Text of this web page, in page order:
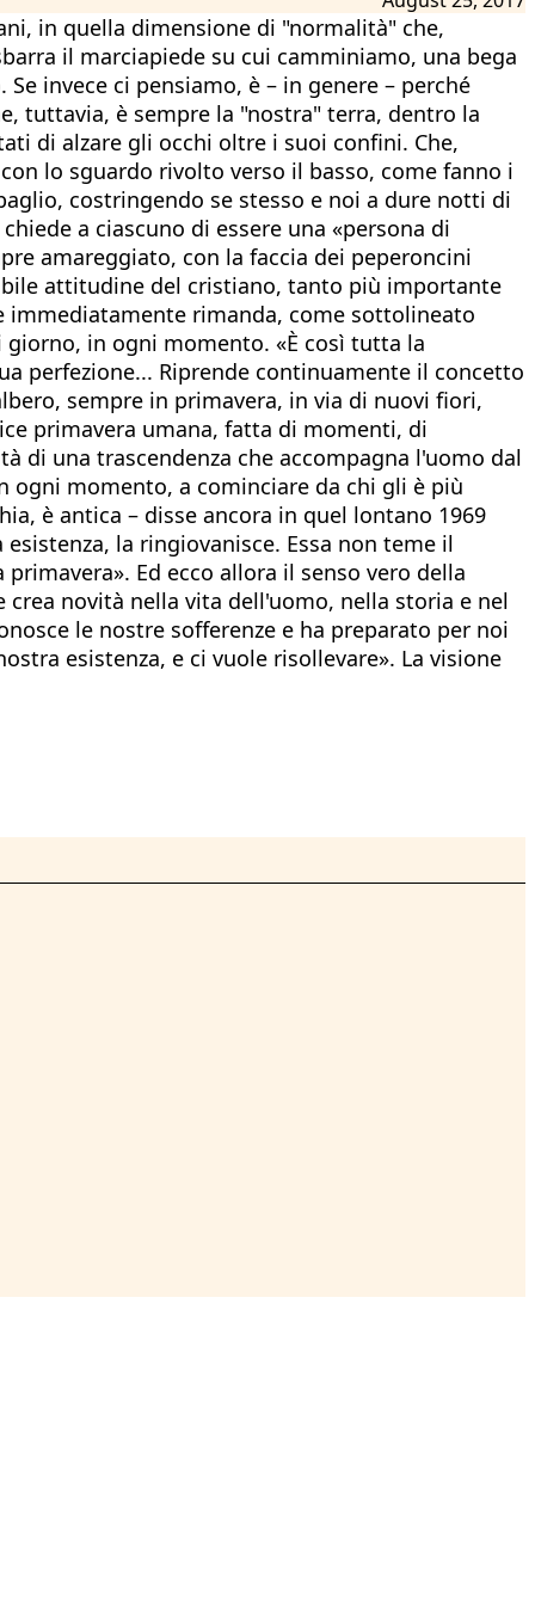
in quella dimensione di "normalità" che,
il marciapiede su cui camminiamo, una bega
invece ci pensiamo, è – in genere – perché
tuttavia, è sempre la "nostra" terra, dentro la
di alzare gli occhi oltre i suoi confini. Che,
lo sguardo rivolto verso il basso, come fanno i
costringendo se stesso e noi a dure notti di
a ciascuno di essere una «persona di
amareggiato, con la faccia dei peperoncini
attitudine del cristiano, tanto più importante
immediatamente rimanda, come sottolineato
in ogni momento. «È così tutta la
perfezione... Riprende continuamente il concetto
sempre in primavera, in via di nuovi fiori,
primavera umana, fatta di momenti, di
di una trascendenza che accompagna l'uomo dal
ogni momento, a cominciare da chi gli è più
è antica – disse ancora in quel lontano 1969
la ringiovanisce. Essa non teme il
Ed ecco allora il senso vero della
crea novità nella vita dell'uomo, nella storia e nel
le nostre sofferenze e ha preparato per noi
esistenza, e ci vuole risollevare». La visione